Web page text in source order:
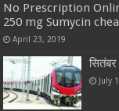
No Prescription
250 mg Sumycin
April 23, 2019
July